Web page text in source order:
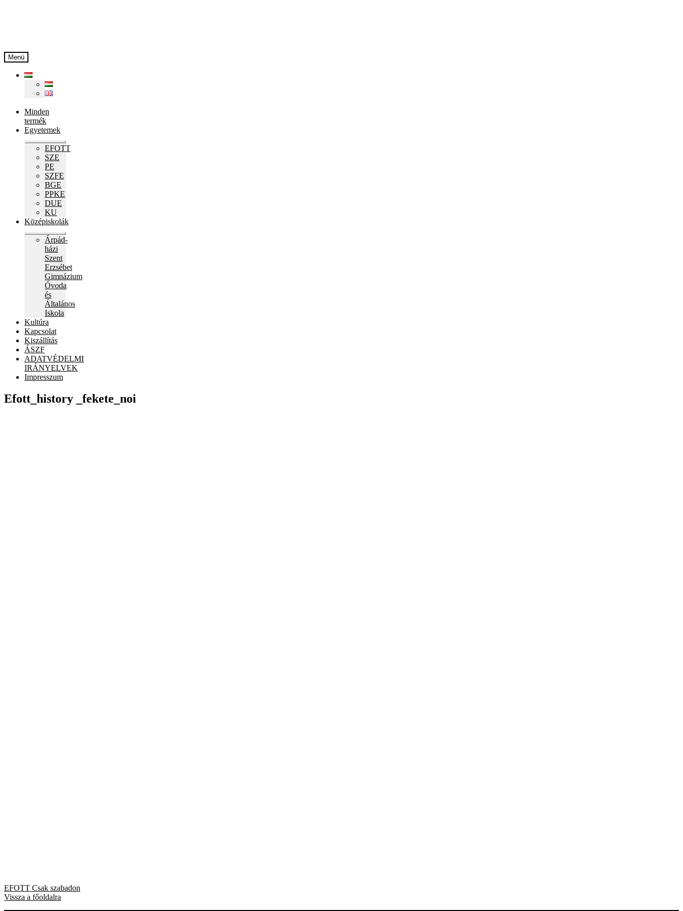
Menü
Minden
termék
Egyetemek
Expand
child
EFOTT
SZE
PE
SZFE
BGE
PPKE
DUE
KU
Középiskolák
Expand
child
Árpád-
házi
Szent
Erzsébet
Gimnázium
Óvoda
és
Általános
Iskola
Kultúra
Kapcsolat
Kiszállítás
ÁSZF
ADATVÉDELMI
IRÁNYELVEK
Impresszum
Efott_history _fekete_noi
Bejegyzés
navigáció
Previous
post:
EFOTT Csak szabadon
Vissza a főoldalra